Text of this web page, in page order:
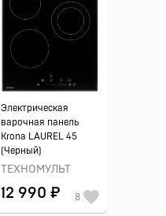
Электрическая
варочная панель
Krona LAUREL 45
(Черный)
ТЕХНОМУЛЬТ
12 990 ₽ 8